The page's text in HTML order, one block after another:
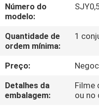
FÁBRICA
CONTROLE
DE
QUALIDADE
Número do
modelo:
Quantidade de
ordem mínima:
1
Preço:
Detalhes da
embalagem:
Filme
ou no